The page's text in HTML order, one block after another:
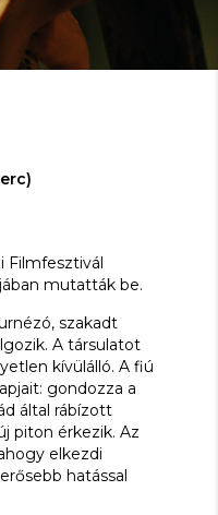
Filmfesztivál
mutatták be.
szakadt
A társulatot
kívülálló. A fiú
gondozza a
által rábízott
piton érkezik. Az
elkezdi
hatással